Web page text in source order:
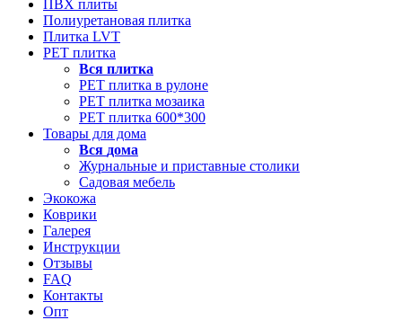
ПВХ плиты
Полиуретановая плитка
Плитка LVT
РЕТ плитка
Вся плитка
РЕТ плитка в рулоне
РЕТ плитка мозаика
РЕТ плитка 600*300
Товары для дома
Вся дома
Журнальные и приставные столики
Садовая мебель
Экокожа
Коврики
Галерея
Инструкции
Отзывы
FAQ
Контакты
Опт